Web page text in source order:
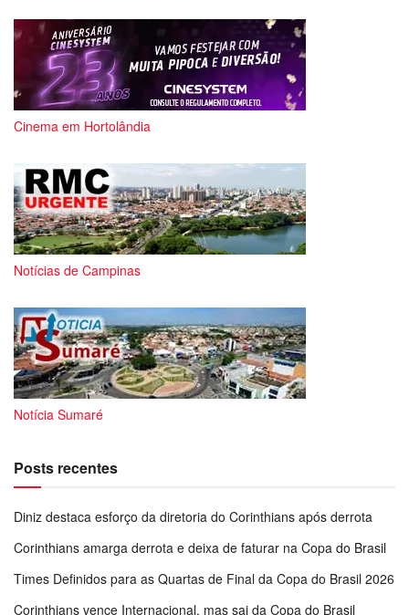
Cinema em Hortolândia
Notícias de Campinas
Notícia Sumaré
Posts recentes
Diniz destaca esforço da diretoria do Corinthians após derrota
Corinthians amarga derrota e deixa de faturar na Copa do Brasil
Times Definidos para as Quartas de Final da Copa do Brasil 2026
Corinthians vence Internacional, mas sai da Copa do Brasil